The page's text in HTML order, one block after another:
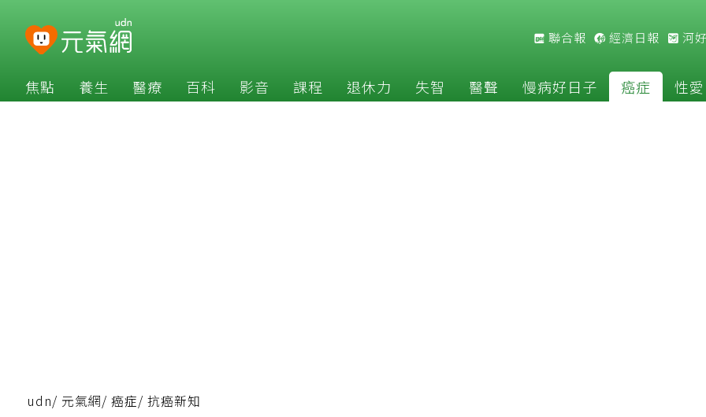
聯合報 經濟日報 河
焦點 養生 醫療 百科 影音 課程 退休力 失智 醫聲 慢病好日子 癌症 性愛
udn/ 元氣網/ 癌症/ 抗癌新知